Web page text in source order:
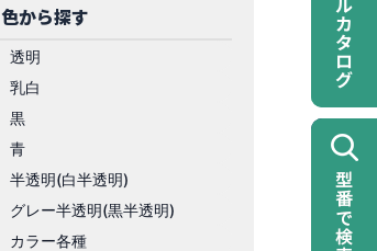
色から探す
透明
乳白
黒
青
半透明(白半透明)
グレー半透明(黒半透明)
カラー各種